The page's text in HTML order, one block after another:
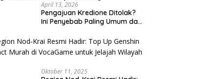
April 13, 2026
Pengajuan Kredione Ditolak?
Ini Penyebab Paling Umum dan
Oktober 11, 2025